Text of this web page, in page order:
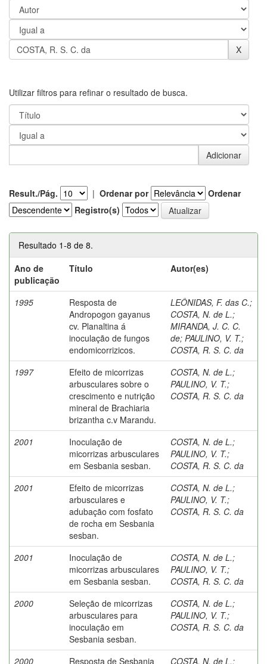
Utilizar filtros para refinar o resultado de busca.
Result./Pág. | Ordenar por
Ordenar
Registro(s)
Resultado 1-8 de 8.
Ano de
publicação
Título Autor(es)
1995
Resposta de
Andropogon gayanus
cv. Planaltina á
inoculação de fungos
endomicorrizicos.
LEÔNIDAS, F. das C.;
COSTA, N. de L.;
MIRANDA, J. C. C.
de; PAULINO, V. T.;
COSTA, R. S. C. da
1997
Efeito de micorrizas
arbusculares sobre o
crescimento e nutrição
mineral de Brachiaria
brizantha c.v Marandu.
COSTA, N. de L.;
PAULINO, V. T.;
COSTA, R. S. C. da
2001
Inoculação de
micorrizas arbusculares
em Sesbania sesban.
COSTA, N. de L.;
PAULINO, V. T.;
COSTA, R. S. C. da
2001
Efeito de micorrizas
arbusculares e
adubação com fosfato
de rocha em Sesbania
sesban.
COSTA, N. de L.;
PAULINO, V. T.;
COSTA, R. S. C. da
2001
Inoculação de
micorrizas arbusculares
em Sesbania sesban.
COSTA, N. de L.;
PAULINO, V. T.;
COSTA, R. S. C. da
2000
Seleção de micorrizas
arbusculares para
inoculação em
Sesbania sesban.
COSTA, N. de L.;
PAULINO, V. T.;
COSTA, R. S. C. da
2000 Resposta de Sesbania COSTA, N. de L.;